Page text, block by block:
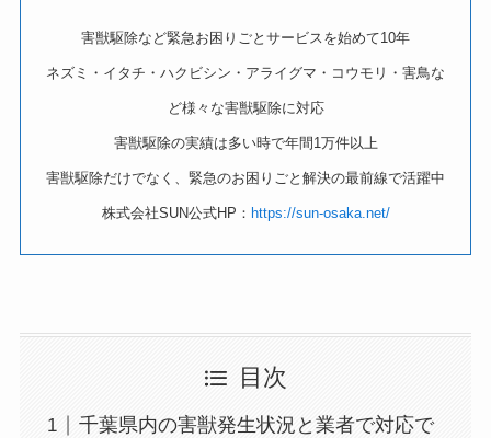
害獣駆除など緊急お困りごとサービスを始めて10年
ネズミ・イタチ・ハクビシン・アライグマ・コウモリ・害鳥な
ど様々な害獣駆除に対応
害獣駆除の実績は多い時で年間1万件以上
害獣駆除だけでなく、緊急のお困りごと解決の最前線で活躍中
株式会社SUN公式HP： https://sun-osaka.net/
目次
千葉県内の害獣発生状況と業者で対応で